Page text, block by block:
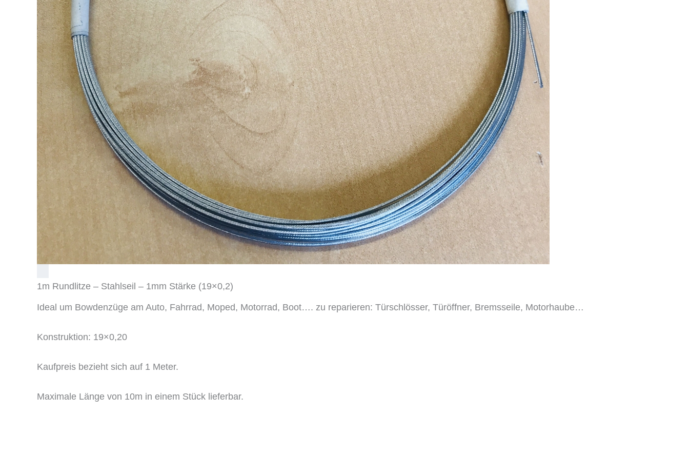
1m Rundlitze – Stahlseil – 1mm Stärke (19×0,2)
Ideal um Bowdenzüge am Auto, Fahrrad, Moped, Motorrad, Boot…. zu reparieren: Türschlösser, Türöffner, Bremsseile, Motorhaube…
Konstruktion: 19×0,20
Kaufpreis bezieht sich auf 1 Meter.
Maximale Länge von 10m in einem Stück lieferbar.